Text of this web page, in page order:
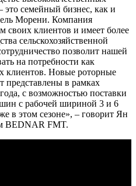
семейный бизнес, как и
Морени. Компания
своих клиентов и имеет более
сельскохозяйственной
позволит нашей
на потребности как
клиентов. Новые роторные
в рамках
с возможностью поставки
с рабочей шириной 3 и 6
в этом сезоне», – говорит Ян
BEDNAR FMT.